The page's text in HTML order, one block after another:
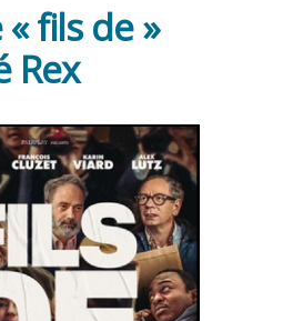
fils de »
Rex